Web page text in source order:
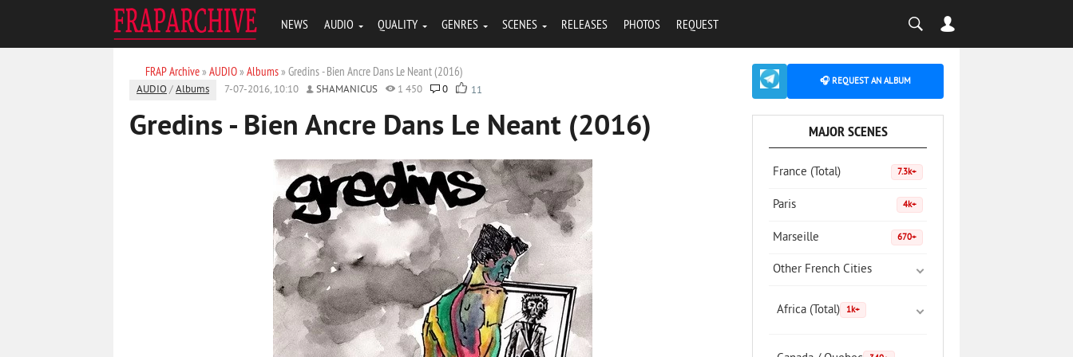
NEWS AUDIO QUALITY GENRES SCENES RELEASES PHOTOS REQUEST
FRAP Archive» AUDIO» Albums» Gredins - Bien Ancre Dans Le Neant (2016)
AUDIO /Albums 7-07-2016, 10:10 SHAMANICUS 1 450 0 11
Gredins - Bien Ancre Dans Le Neant (2016)
🎧 REQUEST AN ALBUM
MAJOR SCENES
France (Total) 7.3k+
Paris 4k+
Marseille 670+
Other French Cities
Africa (Total) 1k+